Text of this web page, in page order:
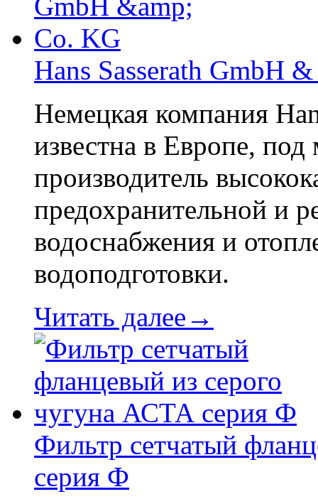
Hans Sasserath GmbH
Немецкая компания
известна в Европе,
производитель
предохранительной и
водоснабжения и
водоподготовки.
Читать далее→
Фильтр сетчатый
серия Ф